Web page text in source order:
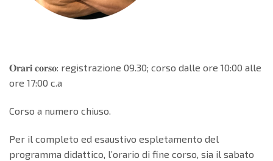
𝐎𝐫𝐚𝐫𝐢 𝐜𝐨𝐫𝐬𝐨: registrazione 09.30; corso dalle ore 10:00 alle
ore 17:00 c.a
Corso a numero chiuso.
Per il completo ed esaustivo espletamento del
programma didattico, l’orario di fine corso, sia il sabato